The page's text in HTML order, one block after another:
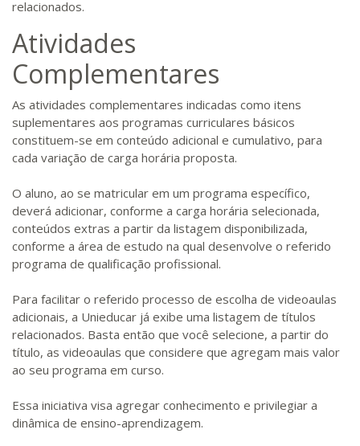
relacionados.
Atividades
Complementares
As atividades complementares indicadas como itens
suplementares aos programas curriculares básicos
constituem-se em conteúdo adicional e cumulativo, para
cada variação de carga horária proposta.
O aluno, ao se matricular em um programa específico,
deverá adicionar, conforme a carga horária selecionada,
conteúdos extras a partir da listagem disponibilizada,
conforme a área de estudo na qual desenvolve o referido
programa de qualificação profissional.
Para facilitar o referido processo de escolha de videoaulas
adicionais, a Unieducar já exibe uma listagem de títulos
relacionados. Basta então que você selecione, a partir do
título, as videoaulas que considere que agregam mais valor
ao seu programa em curso.
Essa iniciativa visa agregar conhecimento e privilegiar a
dinâmica de ensino-aprendizagem.